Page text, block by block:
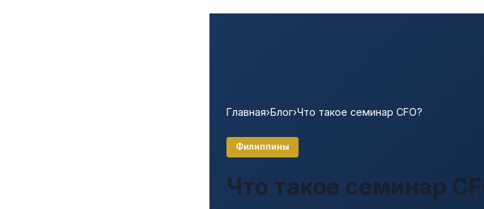
Главная›Блог›Что такое семинар CFO?
Филиппины
Что такое семинар